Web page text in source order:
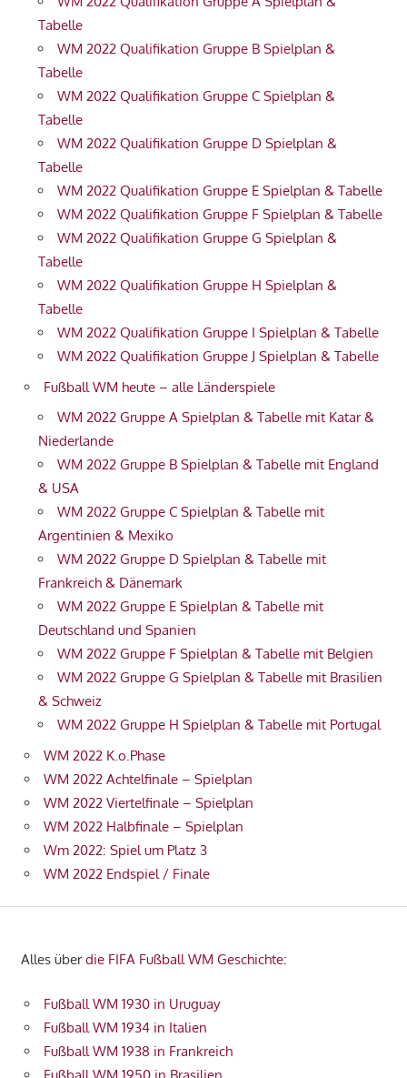
Tabelle
WM 2022 Qualifikation Gruppe B Spielplan &
Tabelle
WM 2022 Qualifikation Gruppe C Spielplan &
Tabelle
WM 2022 Qualifikation Gruppe D Spielplan &
Tabelle
WM 2022 Qualifikation Gruppe E Spielplan & Tabelle
WM 2022 Qualifikation Gruppe F Spielplan & Tabelle
WM 2022 Qualifikation Gruppe G Spielplan &
Tabelle
WM 2022 Qualifikation Gruppe H Spielplan &
Tabelle
WM 2022 Qualifikation Gruppe I Spielplan & Tabelle
WM 2022 Qualifikation Gruppe J Spielplan & Tabelle
Fußball WM heute – alle Länderspiele
WM 2022 Gruppe A Spielplan & Tabelle mit Katar &
Niederlande
WM 2022 Gruppe B Spielplan & Tabelle mit England
& USA
WM 2022 Gruppe C Spielplan & Tabelle mit
Argentinien & Mexiko
WM 2022 Gruppe D Spielplan & Tabelle mit
Frankreich & Dänemark
WM 2022 Gruppe E Spielplan & Tabelle mit
Deutschland und Spanien
WM 2022 Gruppe F Spielplan & Tabelle mit Belgien
WM 2022 Gruppe G Spielplan & Tabelle mit Brasilien
& Schweiz
WM 2022 Gruppe H Spielplan & Tabelle mit Portugal
WM 2022 K.o.Phase
WM 2022 Achtelfinale – Spielplan
WM 2022 Viertelfinale – Spielplan
WM 2022 Halbfinale – Spielplan
Wm 2022: Spiel um Platz 3
WM 2022 Endspiel / Finale
Alles überdie FIFA Fußball WM Geschichte:
Fußball WM 1930 in Uruguay
Fußball WM 1934 in Italien
Fußball WM 1938 in Frankreich
Fußball WM 1950 in Brasilien